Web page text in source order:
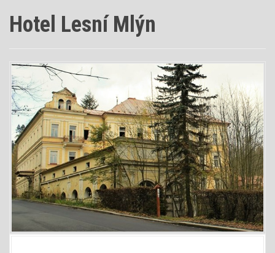
Hotel Lesní Mlýn